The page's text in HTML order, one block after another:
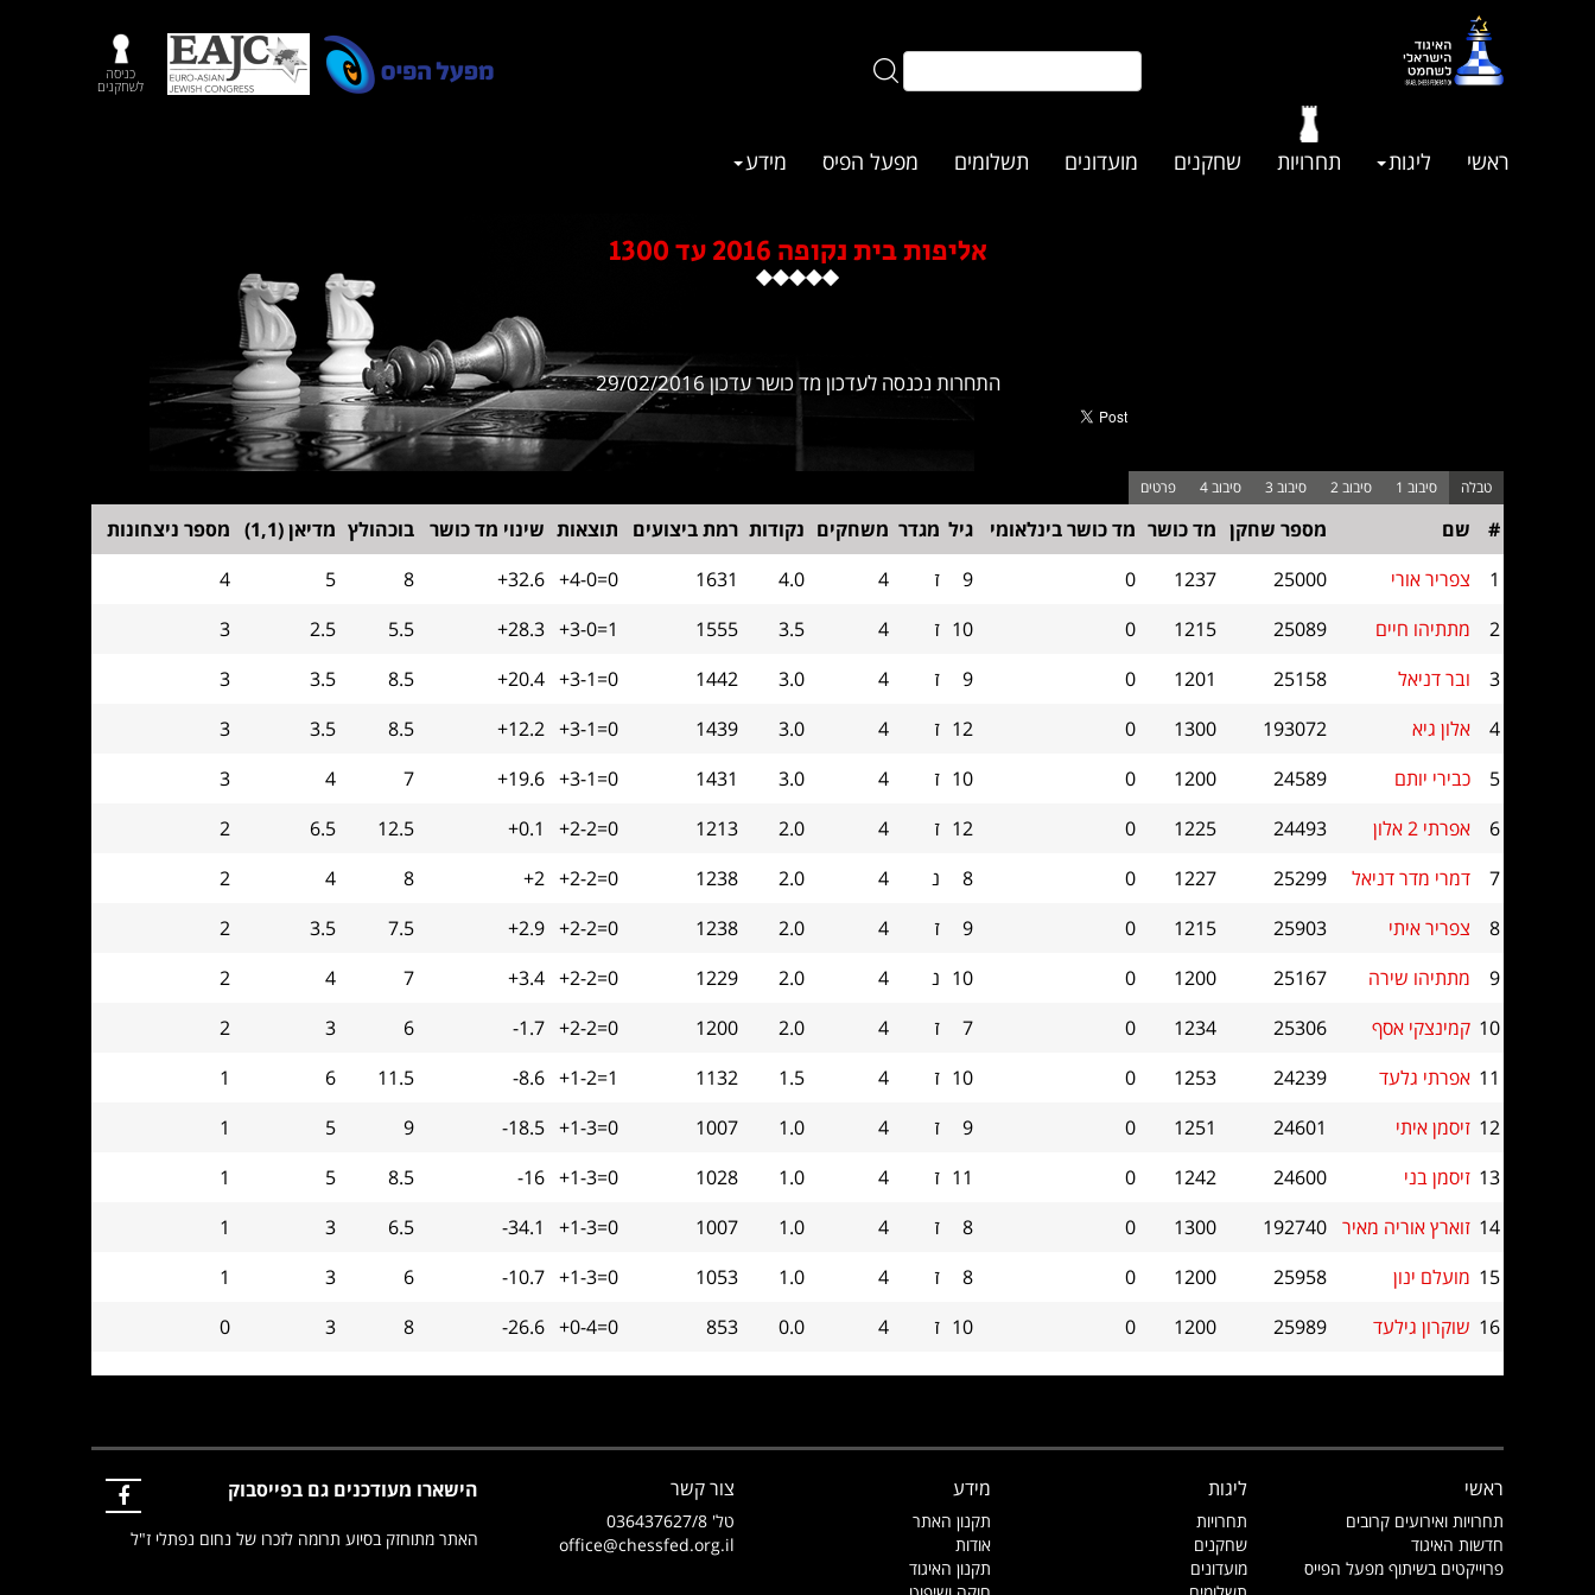
כניסה
לשחקנים
ראשי ליגות תחרויות שחקנים מועדונים תשלומים מפעל הפיס מידע
אליפות בית נקופה 2016 עד 1300
התחרות נכנסה לעדכון מד כושר עדכון 29/02/2016
# שם מספר שחקן מד כושר מד כושר בינלאומי גיל מגדר משחקים נקודות רמת ביצועים תוצאות שינוי מד כושר בוכהולץ מדיאן (1,1)
מספר ניצחונות
1
צפריר אורי 25000
1237
0
9 ז 4
4.0
1631
+4-0=0
+32.6
8
5
4
2
מתתיהו חיים 25089
1215
0
10 ז 4
3.5
1555
+3-0=1
+28.3
5.5
2.5
3
3
ובר דניאל 25158
1201
0
9 ז 4
3.0
1442
+3-1=0
+20.4
8.5
3.5
3
4
אלון גיא 193072
1300
0
12 ז 4
3.0
1439
+3-1=0
+12.2
8.5
3.5
3
5
כבירי יותם 24589
1200
0
10 ז 4
3.0
1431
+3-1=0
+19.6
7
4
3
6
אפרתי 2 אלון 24493
1225
0
12 ז 4
2.0
1213
+2-2=0
+0.1
12.5
6.5
2
7
דמרי מדר דניאל 25299
1227
0
8 נ 4
2.0
1238
+2-2=0
+2
8
4
2
8
צפריר איתי 25903
1215
0
9 ז 4
2.0
1238
+2-2=0
+2.9
7.5
3.5
2
9
מתתיהו שירה 25167
1200
0
10 נ 4
2.0
1229
+2-2=0
+3.4
7
4
2
10 קמינצקי אסף 25306
1234
0
7 ז 4
2.0
1200
+2-2=0
-1.7
6
3
2
11 אפרתי גלעד 24239
1253
0
10 ז 4
1.5
1132
+1-2=1
-8.6
11.5
6
1
12 זיסמן איתי 24601
1251
0
9 ז 4
1.0
1007
+1-3=0
-18.5
9
5
1
13 זיסמן בני 24600
1242
0
11 ז 4
1.0
1028
+1-3=0
-16
8.5
5
1
14 זוארץ אוריה מאיר 192740
1300
0
8 ז 4
1.0
1007
+1-3=0
-34.1
6.5
3
1
15 מועלם ינון 25958
1200
0
8 ז 4
1.0
1053
+1-3=0
-10.7
6
3
1
16 שוקרון גילעד 25989
1200
0
10 ז 4
0.0
853
+0-4=0
-26.6
8
3
0
ראשי
תחרויות ואירועים קרובים
חדשות האיגוד
פרוייקטים בשיתוף מפעל הפייס
ליגות
תחרויות
שחקנים
מועדונים
מידע
תקנון האתר
אודות
תקנון האיגוד
צור קשר
טל' 036437627/8
office@chessfed.org.il
הישארו מעודכנים גם בפייסבוק
האתר מתוחזק בסיוע תרומה לזכרו של נחום נפתלי ז"ל